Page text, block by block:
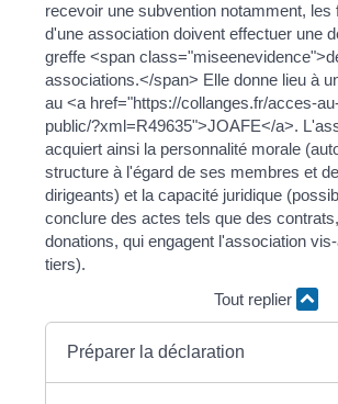
recevoir une subvention notamment, les
d'une association doivent effectuer une
greffe <span
associations.</span> Elle donne lieu à
au <a href="https://collanges.fr/acces-
public/?xml=R49635">JOAFE</a>.
acquiert ainsi la personnalité morale
structure à l'égard de ses membres et
dirigeants) et la capacité juridique
conclure des actes tels que des
donations, qui engagent l'association
tiers).
Tout replier
Préparer la déclaration